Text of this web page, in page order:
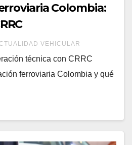
Colombia:
VEHICULAR
técnica con CRRC
ferroviaria Colombia y qué